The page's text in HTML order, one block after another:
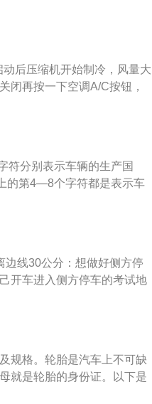
速公路模拟考试，高速公路
后，行驶车辆至半坡指定
线)不能超过30厘米，不能
线内。3秒后可起步继续考
。项目要点与技巧：起步后
器、驻车制动器和加速踏板
间大约5秒，语音提示“叮
车时起步导致熄火，还有压
行驶，语音提示“叮咚，起伏
配合使用，能够让车辆平稳
目。项目要点与技巧：培
的正确应用与目测距离的判
开始通过单边桥项目，语音
：掌握正确运用转向、正
后压缩机开始制冷，风量大
闭再按一下空调A/C按钮，
车空调组成：汽车空调系
胶管连接成一个密闭系统。
内循环流动。
符分别表示车辆的生产国
的第4—8个字符都是表示车
及额定总重量等信息。3、
证明车辆是在哪一年生产。
“0”为原厂组装。6、第12
作用是当汽车厂家对有质量
边线30公分：想做好侧方停
开车进入侧方停车的考试地
哪个项目开始都一样，这是
方向盘往左把车身修正直
停车。2、出库：入库后，
叭和打灯，这边没操作扣10
左打死，当汽车车头左边与
边线重合的时候方向盘向右
规格。轮胎是汽车上不可缺
就是轮胎的身份证。以下是
代码，在这串代码的最后四